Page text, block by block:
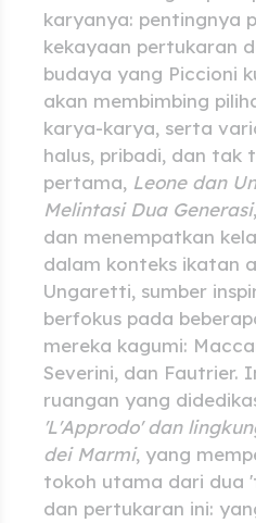
karyanya: pentingnya
kekayaan pertukaran
budaya yang Piccioni
akan membimbing
karya-karya, serta
halus, pribadi, dan tak
pertama, Leone dan
Melintasi Dua Generasi
dan menempatkan
dalam konteks ikatan
Ungaretti, sumber
berfokus pada
mereka kagumi:
Severini, dan Fautrier.
ruangan yang
'L'Approdo' dan
dei Marmi, yang
tokoh utama dari dua
dan pertukaran ini: